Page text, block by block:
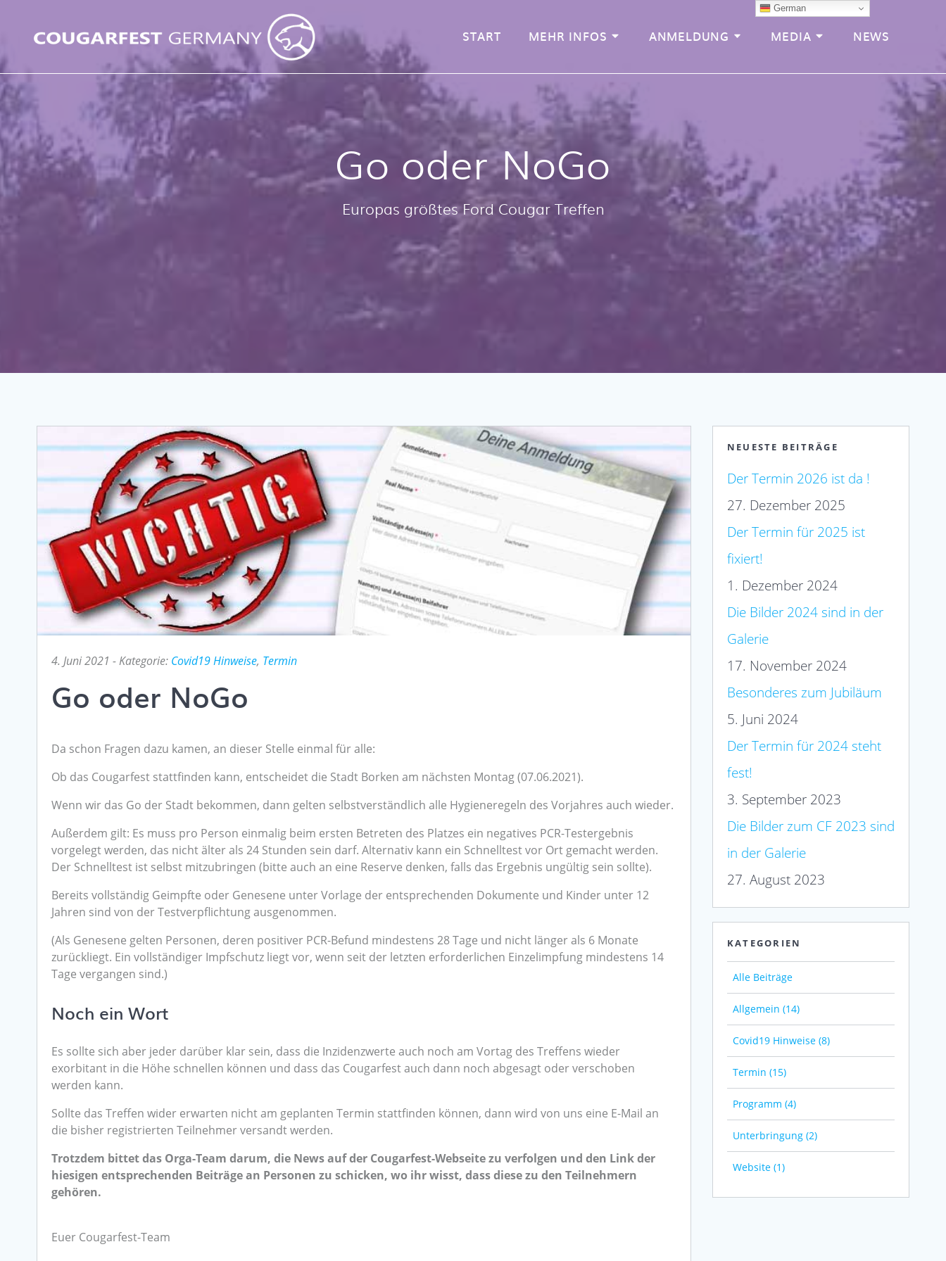
START MEHR INFOS ANMELDUNG MEDIA NEWS
Go oder NoGo
Europas größtes Ford Cougar Treffen
4. Juni 2021 - Kategorie: Covid19 Hinweise, Termin
Go oder NoGo
Da schon Fragen dazu kamen, an dieser Stelle einmal für alle:
Ob das Cougarfest stattfinden kann, entscheidet die Stadt Borken am nächsten Montag (07.06.2021).
Wenn wir das Go der Stadt bekommen, dann gelten selbstverständlich alle Hygieneregeln des Vorjahres auch wieder.
Außerdem gilt: Es muss pro Person einmalig beim ersten Betreten des Platzes ein negatives PCR-Testergebnis
vorgelegt werden, das nicht älter als 24 Stunden sein darf. Alternativ kann ein Schnelltest vor Ort gemacht werden.
Der Schnelltest ist selbst mitzubringen (bitte auch an eine Reserve denken, falls das Ergebnis ungültig sein sollte).
Bereits vollständig Geimpfte oder Genesene unter Vorlage der entsprechenden Dokumente und Kinder unter 12
Jahren sind von der Testverpflichtung ausgenommen.
(Als Genesene gelten Personen, deren positiver PCR-Befund mindestens 28 Tage und nicht länger als 6 Monate
zurückliegt. Ein vollständiger Impfschutz liegt vor, wenn seit der letzten erforderlichen Einzelimpfung mindestens 14
Tage vergangen sind.)
Noch ein Wort
Es sollte sich aber jeder darüber klar sein, dass die Inzidenzwerte auch noch am Vortag des Treffens wieder
exorbitant in die Höhe schnellen können und dass das Cougarfest auch dann noch abgesagt oder verschoben
werden kann.
Sollte das Treffen wider erwarten nicht am geplanten Termin stattfinden können, dann wird von uns eine E-Mail an
die bisher registrierten Teilnehmer versandt werden.
Trotzdem bittet das Orga-Team darum, die News auf der Cougarfest-Webseite zu verfolgen und den Link der
hiesigen entsprechenden Beiträge an Personen zu schicken, wo ihr wisst, dass diese zu den Teilnehmern
gehören.
Euer Cougarfest-Team
NEUESTE BEITRÄGE
Der Termin 2026 ist da !
27. Dezember 2025
Der Termin für 2025 ist
fixiert!
1. Dezember 2024
Die Bilder 2024 sind in der
Galerie
17. November 2024
Besonderes zum Jubiläum
5. Juni 2024
Der Termin für 2024 steht
fest!
3. September 2023
Die Bilder zum CF 2023 sind
in der Galerie
27. August 2023
KATEGORIEN
Alle Beiträge
Allgemein (14)
Covid19 Hinweise (8)
Termin (15)
Programm (4)
Unterbringung (2)
Website (1)
German